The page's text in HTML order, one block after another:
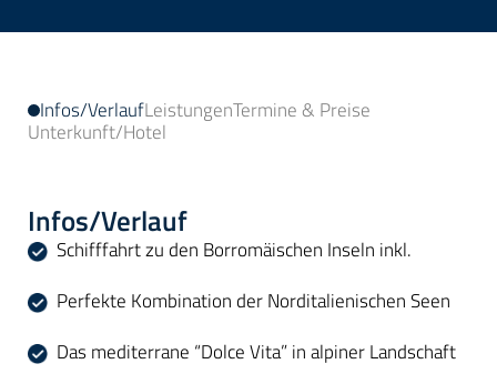
Infos/VerlaufLeistungenTermine & Preise
Unterkunft/Hotel
Infos/Verlauf
Schifffahrt zu den Borromäischen Inseln inkl.
Perfekte Kombination der Norditalienischen Seen
Das mediterrane “Dolce Vita” in alpiner Landschaft